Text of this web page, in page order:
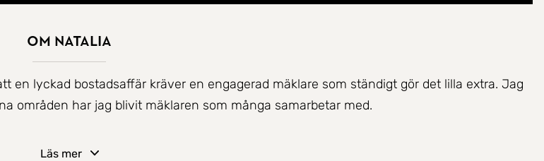
Om Natalia
lyckad bostadsaffär kräver en engagerad mäklare som ständigt gör det lilla extra. Jag
områden har jag blivit mäklaren som många samarbetar med.
efter att göra mitt yttersta i varje affär. Målet är att kunderna skall återkomma till mig
Läs mer